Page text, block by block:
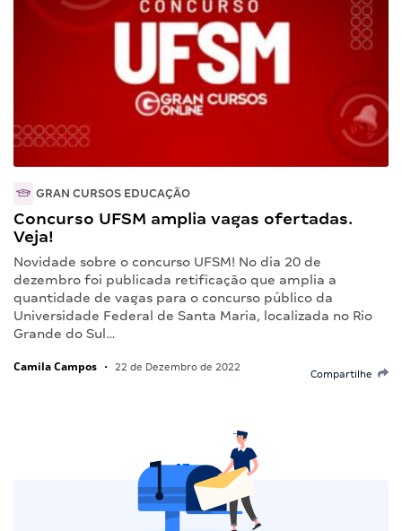
GRAN CURSOS EDUCAÇÃO
Concurso UFSM amplia vagas ofertadas.
Veja!
Novidade sobre o concurso UFSM! No dia 20 de
dezembro foi publicada retificação que amplia a
quantidade de vagas para o concurso público da
Universidade Federal de Santa Maria, localizada no Rio
Grande do Sul…
Camila Campos • 22 de Dezembro de 2022
Compartilhe